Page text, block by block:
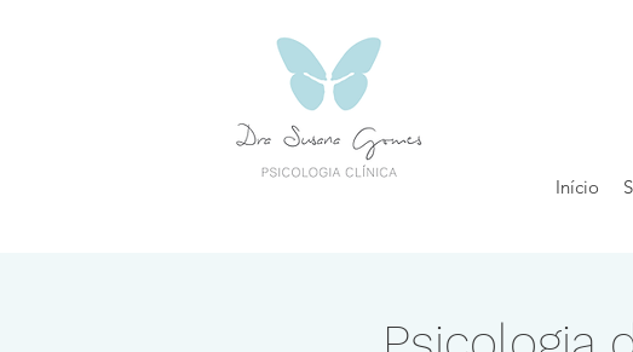
Início